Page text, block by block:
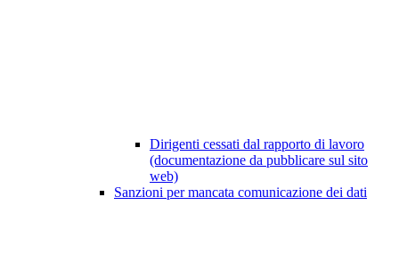
Dirigenti cessati dal rapporto di lavoro
(documentazione da pubblicare sul sito
web)
Sanzioni per mancata comunicazione dei dati